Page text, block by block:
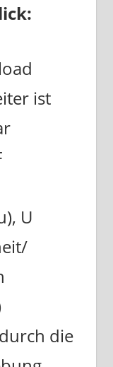
ist
U
die